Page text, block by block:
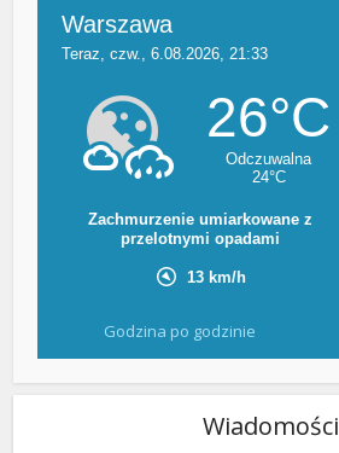
Godzina po godzinie
Wiadomości